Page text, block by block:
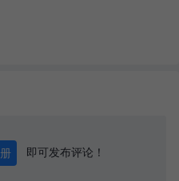
即可发布评论！